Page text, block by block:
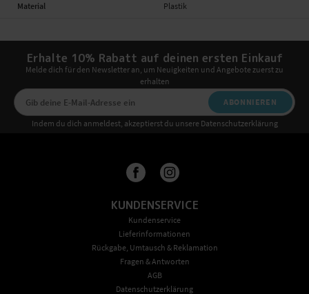
Material Plastik
Erhalte 10% Rabatt auf deinen ersten Einkauf
Melde dich für den Newsletter an, um Neuigkeiten und Angebote zuerst zu
erhalten
ABONNIEREN
Indem du dich anmeldest, akzeptierst du unsere Datenschutzerklärung
KUNDENSERVICE
Kundenservice
Lieferinformationen
Rückgabe, Umtausch & Reklamation
Fragen & Antworten
AGB
Datenschutzerklärung